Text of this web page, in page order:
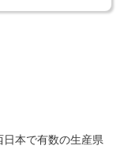
本で有数の生産県